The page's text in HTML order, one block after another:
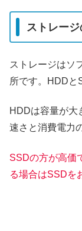
ストレー
ストレージはソ
所です。HDDと
HDDは容量が大
速さと消費電力
SSDの方が高価
る場合はSSDを